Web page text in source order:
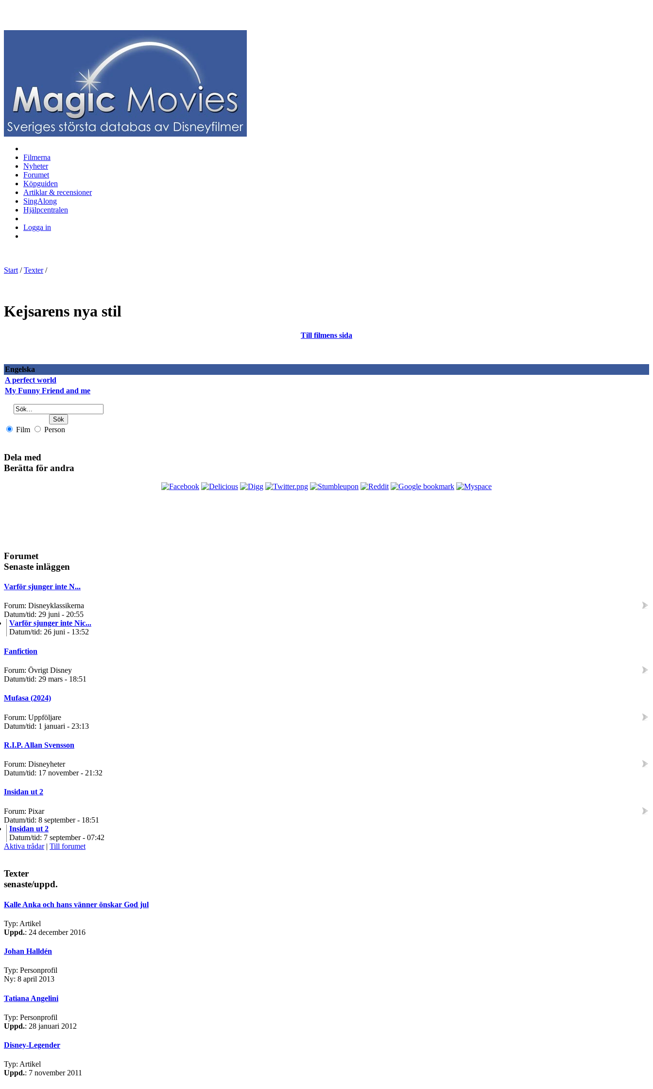
Filmerna
Nyheter
Forumet
Köpguiden
Artiklar & recensioner
SingAlong
Hjälpcentralen
Logga in
Start /Texter/
Kejsarens nya stil
Till filmens sida
Engelska
A perfect world
My Funny Friend and me
Film Person
Dela med
Berätta för andra
Forumet
Senaste inläggen
Varför sjunger inte N...
Forum: Disneyklassikerna
Datum/tid: 29 juni - 20:55
Varför sjunger inte Nic...
Datum/tid: 26 juni - 13:52
Fanfiction
Forum: Övrigt Disney
Datum/tid: 29 mars - 18:51
Mufasa (2024)
Forum: Uppföljare
Datum/tid: 1 januari - 23:13
R.I.P. Allan Svensson
Forum: Disneyheter
Datum/tid: 17 november - 21:32
Insidan ut 2
Forum: Pixar
Datum/tid: 8 september - 18:51
Insidan ut 2
Datum/tid: 7 september - 07:42
Aktiva trådar| Till forumet
Texter
senaste/uppd.
Kalle Anka och hans vänner önskar God jul
Typ: Artikel
Uppd.: 24 december 2016
Johan Halldén
Typ: Personprofil
Ny: 8 april 2013
Tatiana Angelini
Typ: Personprofil
Uppd.: 28 januari 2012
Disney-Legender
Typ: Artikel
Uppd.: 7 november 2011